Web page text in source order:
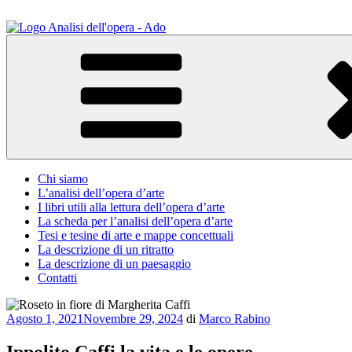
al
contenuto
ADO Analisi dell'opera
Osservare le opere d'arte per capirle e imparare ad amarle
Chi siamo
L’analisi dell’opera d’arte
I libri utili alla lettura dell’opera d’arte
La scheda per l’analisi dell’opera d’arte
Tesi e tesine di arte e mappe concettuali
La descrizione di un ritratto
La descrizione di un paesaggio
Contatti
Pubblicato
Agosto 1, 2021Novembre 29, 2024 di Marco Rabino